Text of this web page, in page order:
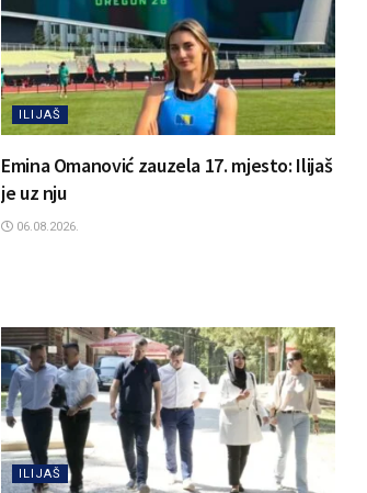
ILIJAŠ
Emina Omanović zauzela 17. mjesto: Ilijaš
je uz nju
06.08.2026.
ILIJAŠ